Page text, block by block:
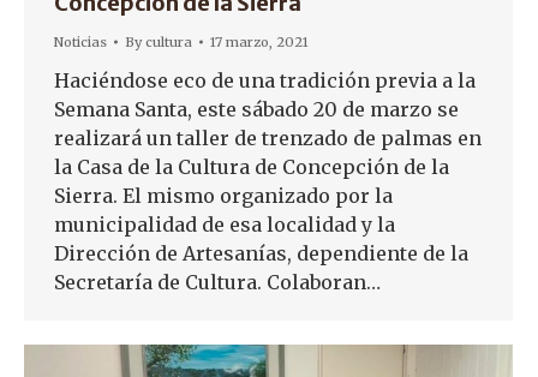
Noticias Bycultura 17 marzo, 2021
Haciéndose eco de una tradición previa a la
Semana Santa, este sábado 20 de marzo se
realizará un taller de trenzado de palmas en
la Casa de la Cultura de Concepción de la
Sierra. El mismo organizado por la
municipalidad de esa localidad y la
Dirección de Artesanías, dependiente de la
Secretaría de Cultura. Colaboran…